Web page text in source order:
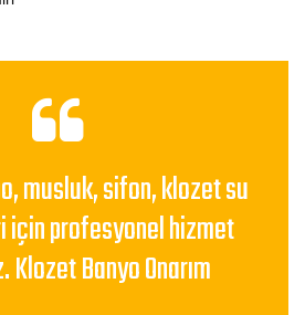
musluk, sifon, klozet su
için profesyonel hizmet
Banyo Onarım